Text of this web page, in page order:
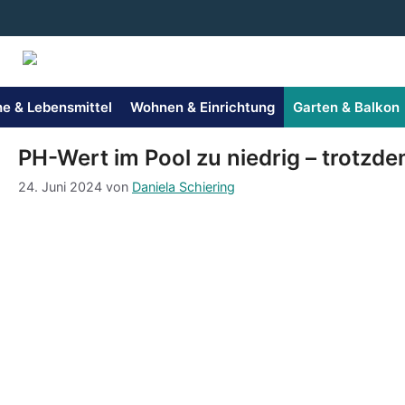
Inhalt
springen
& Lebensmittel Wohnen & Einrichtung Garten & Balkon
PH-Wert im Pool zu niedrig –
24. Juni 2024 von Daniela Schiering